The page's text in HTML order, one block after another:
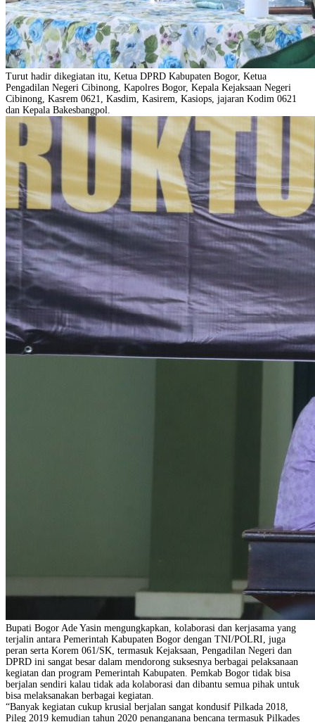
Turut hadir dikegiatan itu, Ketua DPRD Kabupaten Bogor, Ketua
Pengadilan Negeri Cibinong, Kapolres Bogor, Kepala Kejaksaan Negeri
Cibinong, Kasrem 0621, Kasdim, Kasirem, Kasiops, jajaran Kodim 0621
dan Kepala Bakesbangpol.
Bupati Bogor Ade Yasin mengungkapkan, kolaborasi dan kerjasama yang
terjalin antara Pemerintah Kabupaten Bogor dengan TNI/POLRI, juga
peran serta Korem 061/SK, termasuk Kejaksaan, Pengadilan Negeri dan
DPRD ini sangat besar dalam mendorong suksesnya berbagai pelaksanaan
kegiatan dan program Pemerintah Kabupaten. Pemkab Bogor tidak bisa
berjalan sendiri kalau tidak ada kolaborasi dan dibantu semua pihak untuk
bisa melaksanakan berbagai kegiatan.
“Banyak kegiatan cukup krusial berjalan sangat kondusif Pilkada 2018,
Pileg 2019 kemudian tahun 2020 penanganana bencana termasuk Pilkades